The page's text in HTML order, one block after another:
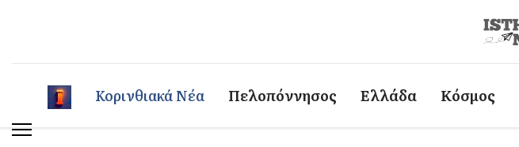
Κορινθιακά Νέα Πελοπόννησος Ελλάδα Κόσμος